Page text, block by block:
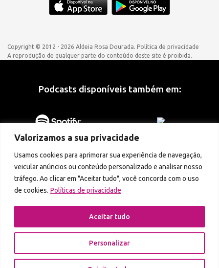
Valorizamos a sua privacidade
Usamos cookies para aprimorar sua experiência de navegação,
veicular anúncios ou conteúdo personalizado e analisar nosso
tráfego. Ao clicar em "Aceitar tudo", você concorda com o uso
de cookies. Políticas de privacidade
Personalizar
Aceitar tudo
Copyright © 2012 - 2026 Aldeia Rosa Dourada. Política de privacidade
A reprodução de qualquer parte do conteúdo deste site é proibida.
Podcasts disponíveis também em: